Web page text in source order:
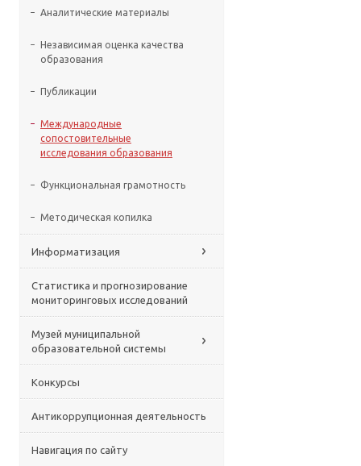
Аналитические материалы
Независимая оценка качества
образования
Публикации
Международные
сопостовительные
исследования образования
Функциональная грамотность
Методическая копилка
Информатизация
Статистика и прогнозирование
мониторинговых исследований
Музей муниципальной
образовательной системы
Конкурсы
Антикоррупционная деятельность
Навигация по сайту